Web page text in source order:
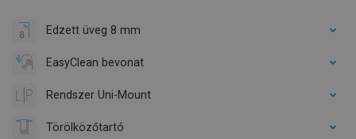
Edzett üveg 8 mm
EasyClean bevonat
Rendszer Uni-Mount
Törölközőtartó